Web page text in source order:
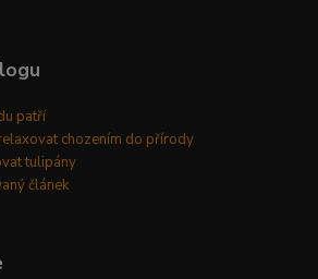
patří
chozením do přírody
tulipány
článek